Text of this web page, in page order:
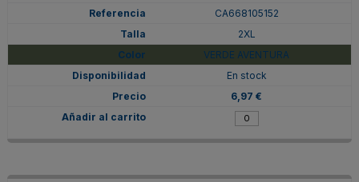
CA668105152
2XL
VERDE AVENTURA
En stock
6,97 €